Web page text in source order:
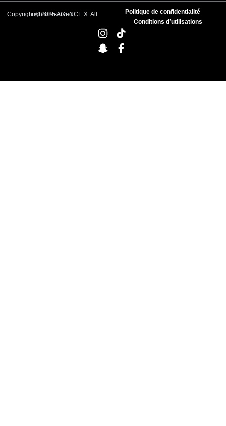
Copyright © 2025 AGENCE X. All rights reserved
Politique de confidentialité
Conditions d’utilisations